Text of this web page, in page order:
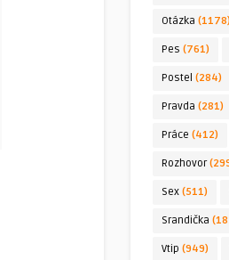
Otázka (1178)
Pes (761)
Postel (284)
Pravda (281)
Práce (412)
Rozhovor
Sex (511)
Srandička
Vtip (949)